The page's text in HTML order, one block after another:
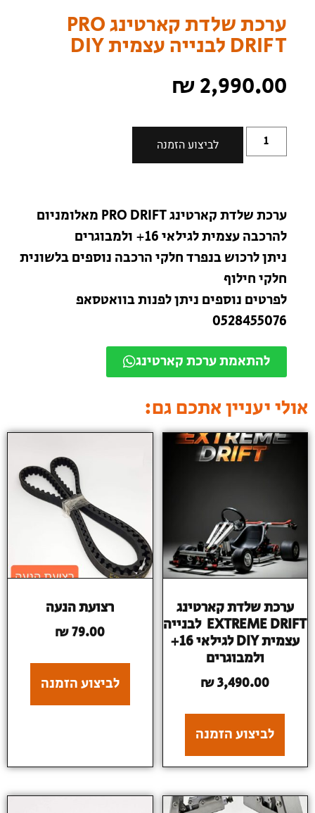
ערכת שלדת קארטינג PRO
DRIFT לבנייה עצמית DIY
₪2,990.00
לביצוע הזמנה
ערכת שלדת קארטינג PRO DRIFT מאלומניום
להרכבה עצמית לגילאי 16+ ולמבוגרים
ניתן לרכוש בנפרד חלקי הרכבה נוספים בלשונית
חלקי חילוף
לפרטים נוספים ניתן לפנות בוואטסאפ
0528455076
להתאמת ערכת קארטינג
אולי יעניין אתכם גם:
ערכת שלדת קארטינג
EXTREME DRIFT לבנייה
עצמית DIY לגילאי 16+
ולמבוגרים
₪3,490.00
לביצוע הזמנה
רצועת הנעה
₪79.00
לביצוע הזמנה